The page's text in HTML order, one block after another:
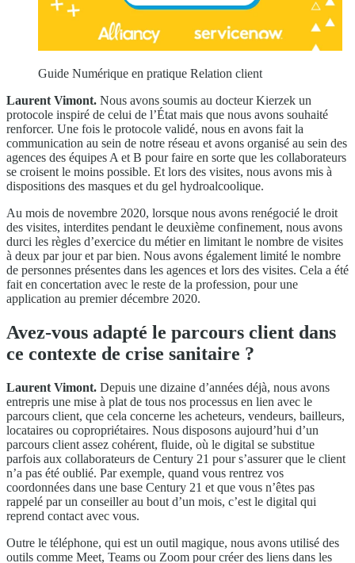
Guide Numérique en pratique Relation client
Laurent Vimont. Nous avons soumis au docteur Kierzek un
protocole inspiré de celui de l’État mais que nous avons souhaité
renforcer. Une fois le protocole validé, nous en avons fait la
communication au sein de notre réseau et avons organisé au sein des
agences des équipes A et B pour faire en sorte que les collaborateurs
se croisent le moins possible. Et lors des visites, nous avons mis à
dispositions des masques et du gel hydroalcoolique.
Au mois de novembre 2020, lorsque nous avons renégocié le droit
des visites, interdites pendant le deuxième confinement, nous avons
durci les règles d’exercice du métier en limitant le nombre de visites
à deux par jour et par bien. Nous avons également limité le nombre
de personnes présentes dans les agences et lors des visites. Cela a été
fait en concertation avec le reste de la profession, pour une
application au premier décembre 2020.
Avez-vous adapté le parcours client dans
ce contexte de crise sanitaire ?
Laurent Vimont. Depuis une dizaine d’années déjà, nous avons
entrepris une mise à plat de tous nos processus en lien avec le
parcours client, que cela concerne les acheteurs, vendeurs, bailleurs,
locataires ou copropriétaires. Nous disposons aujourd’hui d’un
parcours client assez cohérent, fluide, où le digital se substitue
parfois aux collaborateurs de Century 21 pour s’assurer que le client
n’a pas été oublié. Par exemple, quand vous rentrez vos
coordonnées dans une base Century 21 et que vous n’êtes pas
rappelé par un conseiller au bout d’un mois, c’est le digital qui
reprend contact avec vous.
Outre le téléphone, qui est un outil magique, nous avons utilisé des
outils comme Meet, Teams ou Zoom pour créer des liens dans les